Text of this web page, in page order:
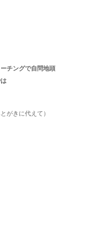
チングで自問地頭
がきに代えて）